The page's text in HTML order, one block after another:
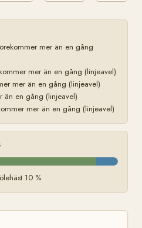
mer än en gång
mer än en gång (linjeavel)
mer än en gång (linjeavel)
en gång (linjeavel)
mer än en gång (linjeavel)
10 %